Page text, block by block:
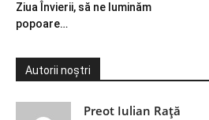
Ziua Învierii, să ne luminăm
popoare…
Autorii noștri
Preot Iulian Raţă